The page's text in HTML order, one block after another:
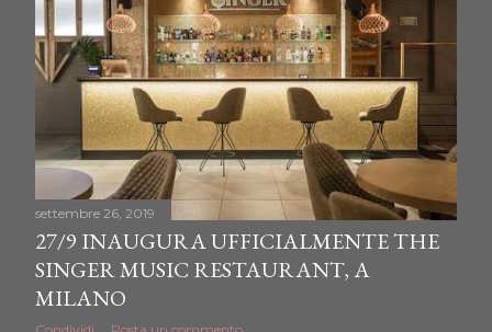
settembre 26, 2019
27/9 INAUGURA UFFICIALMENTE THE
SINGER MUSIC RESTAURANT, A
MILANO